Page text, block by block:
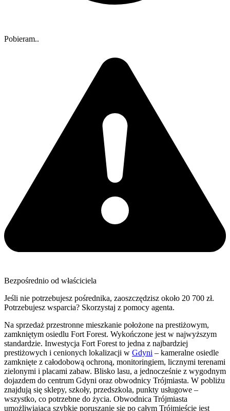
Pobieram..
Bezpośrednio od właściciela
Jeśli nie potrzebujesz pośrednika, zaoszczędzisz około 20 700 zł.
Potrzebujesz wsparcia? Skorzystaj z pomocy agenta.
Na sprzedaż przestronne mieszkanie położone na prestiżowym,
zamkniętym osiedlu Fort Forest. Wykończone jest w najwyższym
standardzie. Inwestycja Fort Forest to jedna z najbardziej
prestiżowych i cenionych lokalizacji w Gdyni – kameralne osiedle
zamknięte z całodobową ochroną, monitoringiem, licznymi terenami
zielonymi i placami zabaw. Blisko lasu, a jednocześnie z wygodnym
dojazdem do centrum Gdyni oraz obwodnicy Trójmiasta. W pobliżu
znajdują się sklepy, szkoły, przedszkola, punkty usługowe –
wszystko, co potrzebne do życia. Obwodnica Trójmiasta
umożliwiająca szybkie poruszanie się po całym Trójmieście jest